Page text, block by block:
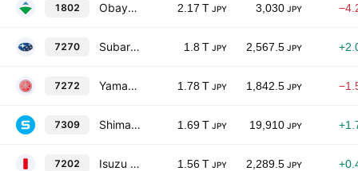
1802 Obayashi Corporation 2.17 T JPY 3,030 JPY
7270 Subaru Corporation 1.8 T JPY 2,567.5 JPY
7272 Yamaha Motor Co., Ltd. 1.78 T JPY 1,842.5 JPY
7309 Shimano Inc. 1.69 T JPY 19,910 JPY
7202 Isuzu Motors Limited 1.56 T JPY 2,289.5 JPY